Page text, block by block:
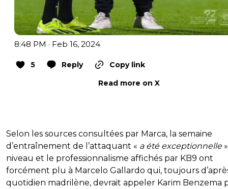
8:48 PM · Feb 16, 2024
5 Reply
Copy link
Read more on X
Selon les sources consultées par Marca, la semaine
d’entraînement de l’attaquant « a été exceptionnelle
niveau et le professionnalisme affichés par KB9 ont
forcément plu à Marcelo Gallardo qui, toujours
quotidien madrilène, devrait appeler Karim Benzema